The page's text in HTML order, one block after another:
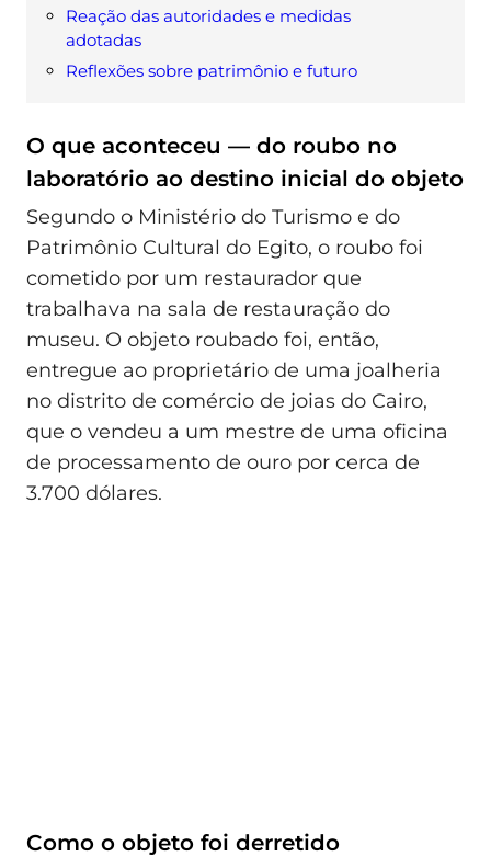
Reação das autoridades e medidas
adotadas
Reflexões sobre patrimônio e futuro
O que aconteceu — do roubo no
laboratório ao destino inicial do objeto
Segundo o Ministério do Turismo e do
Patrimônio Cultural do Egito, o roubo foi
cometido por um restaurador que
trabalhava na sala de restauração do
museu. O objeto roubado foi, então,
entregue ao proprietário de uma joalheria
no distrito de comércio de joias do Cairo,
que o vendeu a um mestre de uma oficina
de processamento de ouro por cerca de
3.700 dólares.
Como o objeto foi derretido